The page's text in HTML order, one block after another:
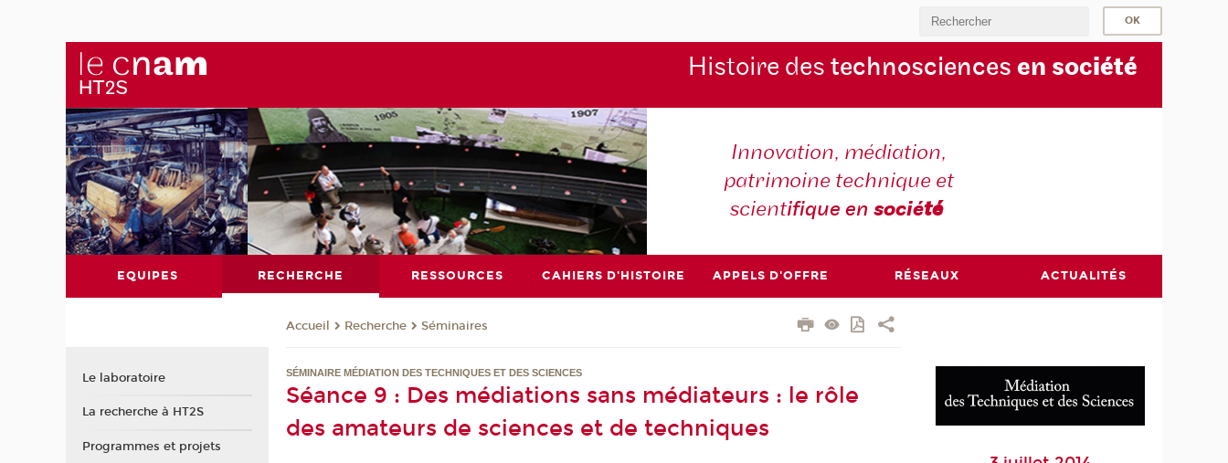
Histoire des technosciences en société
Innovation, médiation,
patrimoine technique et
scientifique ensociété
EQUIPES RECHERCHE RESSOURCES CAHIERS D'HISTOIRE APPELS D'OFFRE RÉSEAUX ACTUALITÉS
Accueil Recherche Séminaires
SÉMINAIRE MÉDIATION DES TECHNIQUES ET DES SCIENCES
Séance 9 : Des médiations sans médiateurs : le rôle
des amateurs de sciences et de techniques
Le laboratoire
La recherche à HT2S
Programmes et projets